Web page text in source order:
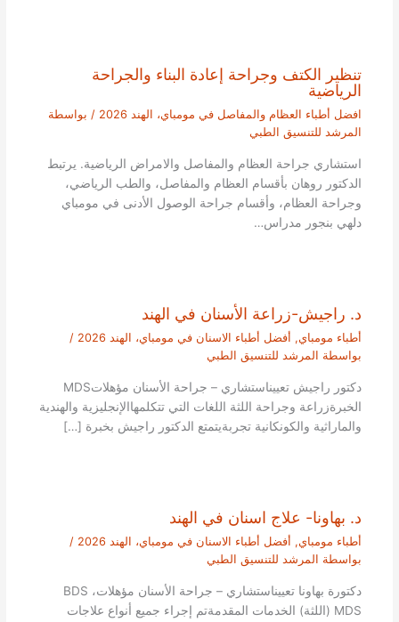
تنظير الكتف وجراحة إعادة البناء والجراحة
الرياضية
افضل أطباء العظام والمفاصل في مومباي، الهند 2026
/ بواسطة
المرشد للتنسيق الطبي
استشاري جراحة العظام والمفاصل والامراض الرياضية. يرتبط
الدكتور روهان بأقسام العظام والمفاصل، والطب الرياضي،
وجراحة العظام، وأقسام جراحة الوصول الأدنى في مومباي
دلهي بنجور مدراس…
د. راجيش-زراعة الأسنان في الهند
أطباء مومباي, أفضل أطباء الاسنان في مومباي، الهند 2026
/
بواسطة المرشد للتنسيق الطبي
دكتور راجيش تعييناستشاري – جراحة الأسنان مؤهلاتMDS
الخبرةزراعة وجراحة اللثة اللغات التي تتكلمهاالإنجليزية والهندية
والماراثية والكونكانية تجربةيتمتع الدكتور راجيش بخبرة […]
د. بهاونا- علاج اسنان في الهند
أطباء مومباي, أفضل أطباء الاسنان في مومباي، الهند 2026
/
بواسطة المرشد للتنسيق الطبي
دكتورة بهاونا تعييناستشاري – جراحة الأسنان مؤهلاتBDS ،
MDS (اللثة) الخدمات المقدمةتم إجراء جميع أنواع علاجات